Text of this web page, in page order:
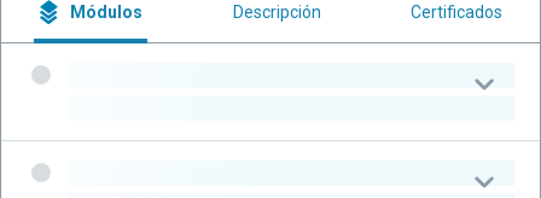
Módulos Descripción Certificados